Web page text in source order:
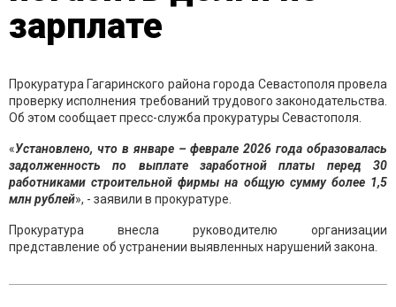
зарплате
Прокуратура Гагаринского района города Севастополя провела
проверку исполнения требований трудового законодательства.
Об этом сообщает пресс-служба прокуратуры Севастополя.
«Установлено, что в январе – феврале 2026 года образовалась
задолженность по выплате заработной платы перед 30
работниками строительной фирмы на общую сумму более 1,5
млнрублей», - заявили в прокуратуре.
Прокуратура внесла руководителю организации
представление об устранении выявленных нарушений закона.